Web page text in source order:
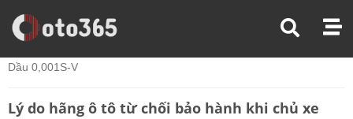
Trang Chủ
Chăm Sóc Xe
Dầu 0,001S-V
Lý do hãng ô tô từ chối bảo hành khi chủ xe